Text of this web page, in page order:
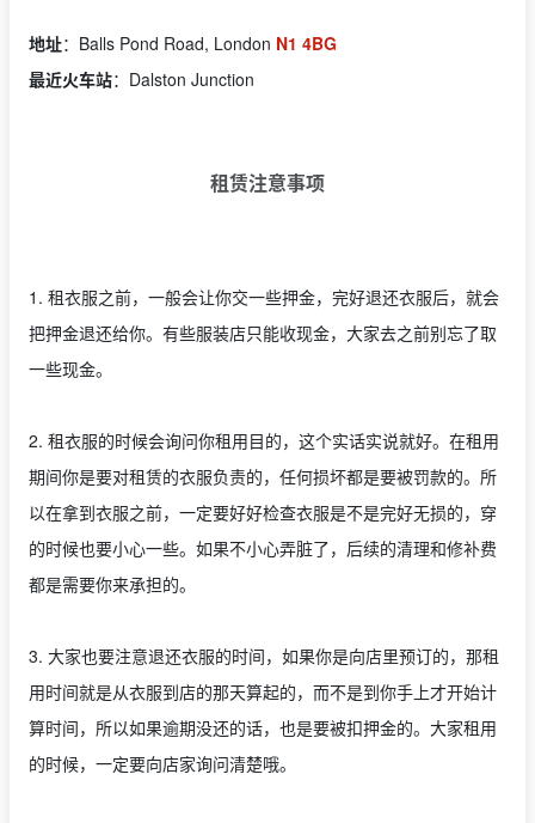
地址：Balls Pond Road, London N1 4BG
最近火车站：Dalston Junction
租赁注意事项
1. 租衣服之前，一般会让你交一些押金，完好退还衣服后，就会
把押金退还给你。有些服装店只能收现金，大家去之前别忘了取
一些现金。
2. 租衣服的时候会询问你租用目的，这个实话实说就好。在租用
期间你是要对租赁的衣服负责的，任何损坏都是要被罚款的。所
以在拿到衣服之前，一定要好好检查衣服是不是完好无损的，穿
的时候也要小心一些。如果不小心弄脏了，后续的清理和修补费
都是需要你来承担的。
3. 大家也要注意退还衣服的时间，如果你是向店里预订的，那租
用时间就是从衣服到店的那天算起的，而不是到你手上才开始计
算时间，所以如果逾期没还的话，也是要被扣押金的。大家租用
的时候，一定要向店家询问清楚哦。